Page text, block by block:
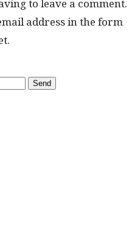
to leave a com­ment.
address in the form